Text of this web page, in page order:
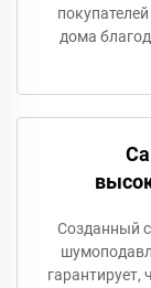
дома
Созданный